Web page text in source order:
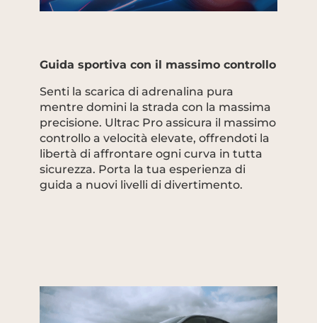
Guida sportiva con il massimo controllo
Senti la scarica di adrenalina pura
mentre domini la strada con la massima
precisione. Ultrac Pro assicura il massimo
controllo a velocità elevate, offrendoti la
libertà di affrontare ogni curva in tutta
sicurezza. Porta la tua esperienza di
guida a nuovi livelli di divertimento.